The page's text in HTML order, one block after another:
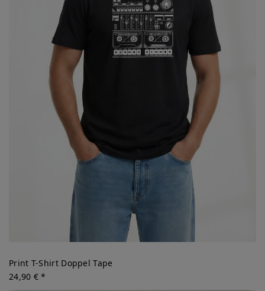
Print T-Shirt Doppel Tape
24,90 € *